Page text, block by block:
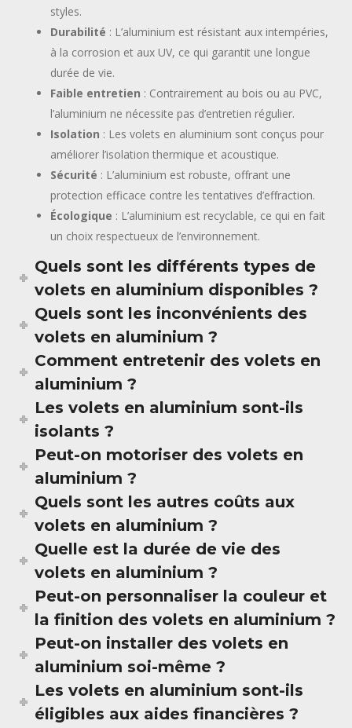
styles.
Durabilité : L’aluminium est résistant aux intempéries,
à la corrosion et aux UV, ce qui garantit une longue
durée de vie.
Faible entretien : Contrairement au bois ou au PVC,
l’aluminium ne nécessite pas d’entretien régulier.
Isolation : Les volets en aluminium sont conçus pour
améliorer l’isolation thermique et acoustique.
Sécurité : L’aluminium est robuste, offrant une
protection efficace contre les tentatives d’effraction.
Écologique : L’aluminium est recyclable, ce qui en fait
un choix respectueux de l’environnement.
Quels sont les différents types de
volets en aluminium disponibles ?
Quels sont les inconvénients des
volets en aluminium ?
Comment entretenir des volets en
aluminium ?
Les volets en aluminium sont-ils
isolants ?
Peut-on motoriser des volets en
aluminium ?
Quels sont les autres coûts aux
volets en aluminium ?
Quelle est la durée de vie des
volets en aluminium ?
Peut-on personnaliser la couleur et
la finition des volets en aluminium ?
Peut-on installer des volets en
aluminium soi-même ?
Les volets en aluminium sont-ils
éligibles aux aides financières ?